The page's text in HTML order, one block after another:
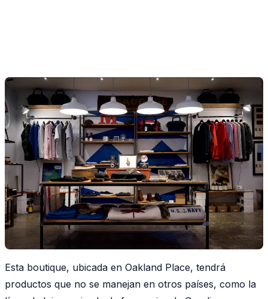
Esta boutique, ubicada en Oakland Place, tendrá
productos que no se manejan en otros países, como la